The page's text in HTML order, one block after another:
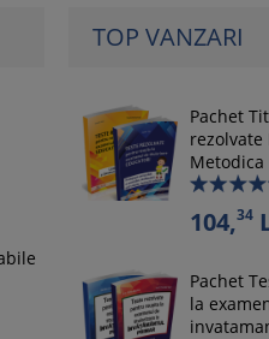
TOP VANZARI
Pachet
rezolvate
Metodica
104,34
Pachet
la